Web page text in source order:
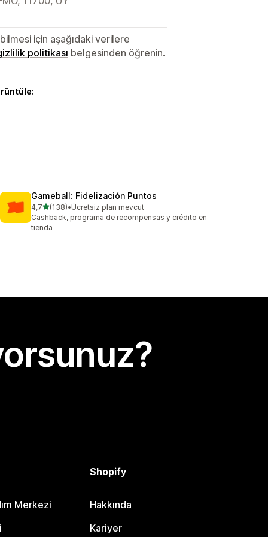
için aşağıdaki verilere
politikası belgesinden öğrenin.
Gameball: Fidelización Puntos
4,75 yıldız üzerinden
(138)
toplam 138 değerlendirme
•Ücretsiz plan mevcut
Cashback, programa de recompensas y crédito en
tienda
Merkezi
Shopify
Hakkında
Kariyer